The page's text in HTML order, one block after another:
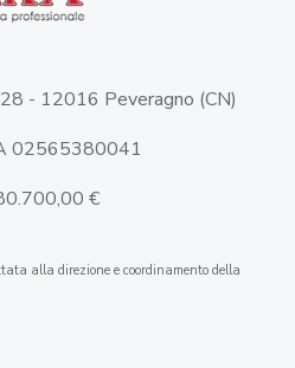
- 12016 Peveragno (CN)
02565380041
€
alla direzione e coordinamento della